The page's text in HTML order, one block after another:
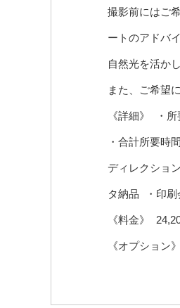
撮影前にはご
ートのアドバ
自然光を活か
また、ご希望
《詳細》 ・
・合計所要時
ディレクショ
タ納品 ・印刷
《料金》
《オプション